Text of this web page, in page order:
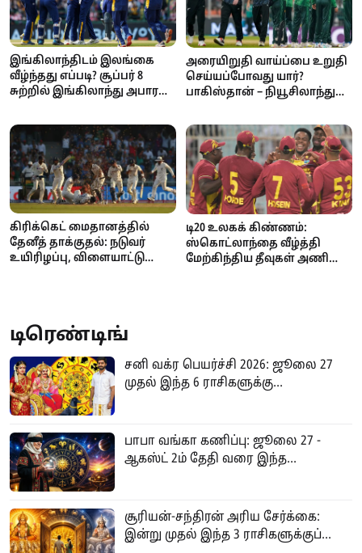
இங்கிலாந்திடம் இலங்கை
வீழ்ந்தது எப்படி? சூப்பர் 8
சுற்றில் இங்கிலாந்து அபார
அரையிறுதி வாய்ப்பை உறுதி
செய்யப்போவது யார்?
பாகிஸ்தான் – நியூசிலாந்து
கிரிக்கெட் மைதானத்தில்
தேனீத் தாக்குதல்: நடுவர்
உயிரிழப்பு, விளையாட்டு
டி20 உலகக் கிண்ணம்:
ஸ்கொட்லாந்தை வீழ்த்தி
மேற்கிந்திய தீவுகள் அணி
டிரெண்டிங்
சனி வக்ர பெயர்ச்சி 2026: ஜூலை 27
முதல் இந்த 6 ராசிகளுக்கு...
பாபா வங்கா கணிப்பு: ஜூலை 27 -
ஆகஸ்ட் 2ம் தேதி வரை இந்த...
சூரியன்-சந்திரன் அரிய சேர்க்கை:
இன்று முதல் இந்த 3 ராசிகளுக்குப்...